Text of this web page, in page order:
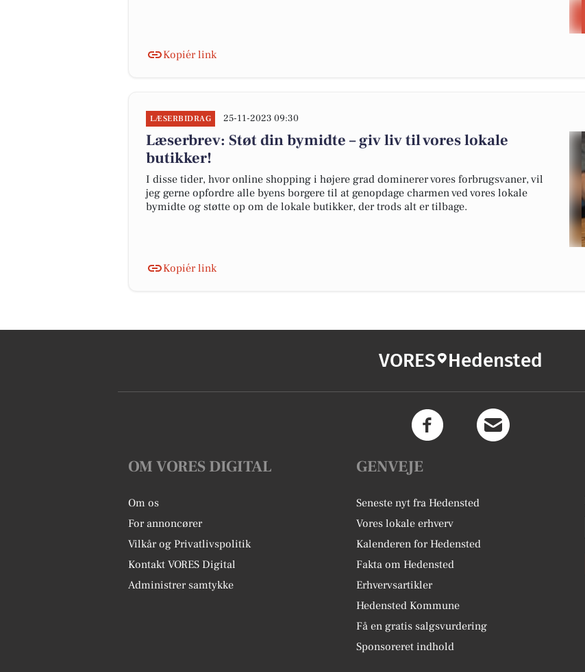
Kopiér link
LÆSERBIDRAG 25-11-2023 09:30
Læserbrev: Støt din bymidte – giv liv til vores lokale
butikker!
I disse tider, hvor online shopping i højere grad dominerer vores forbrugsvaner, vil
jeg gerne opfordre alle byens borgere til at genopdage charmen ved vores lokale
bymidte og støtte op om de lokale butikker, der trods alt er tilbage.
Kopiér link
VORES Hedensted
OM VORES DIGITAL
Om os
For annoncører
Vilkår og Privatlivspolitik
Kontakt VORES Digital
Administrer samtykke
GENVEJE
Seneste nyt fra Hedensted
Vores lokale erhverv
Kalenderen for Hedensted
Fakta om Hedensted
Erhvervsartikler
Hedensted Kommune
Få en gratis salgsvurdering
Sponsoreret indhold